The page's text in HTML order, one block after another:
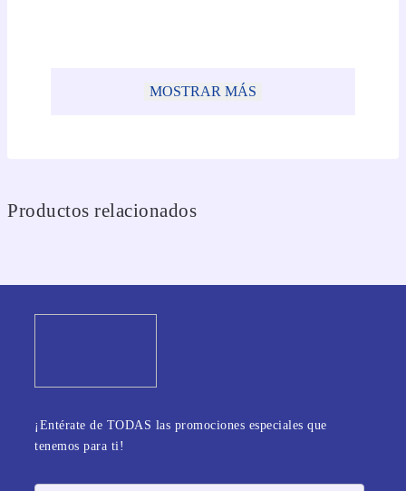
MOSTRAR MÁS
Productos relacionados
¡Entérate de TODAS las promociones especiales que
tenemos para ti!